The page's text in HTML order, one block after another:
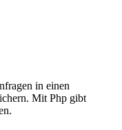
in einen
Mit Php gibt